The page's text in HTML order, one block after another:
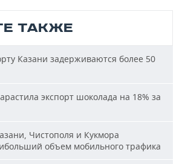
ТАКЖЕ
Казани задерживаются более 50
экспорт шоколада на 18% за
Чистополя и Кукмора
объем мобильного трафика